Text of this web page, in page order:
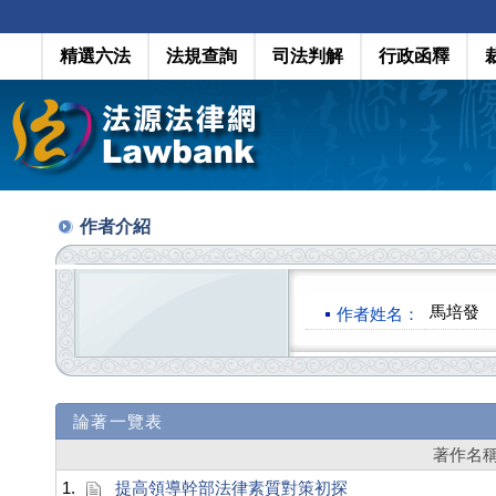
精選六法 法規查詢 司法判解 行政函釋
作者介紹
作者姓名： 馬培發
論著一覽表
著作名
1.
提高領導幹部法律素質對策初探